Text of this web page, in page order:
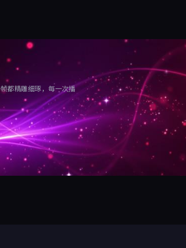
都精雕细琢，每一次播